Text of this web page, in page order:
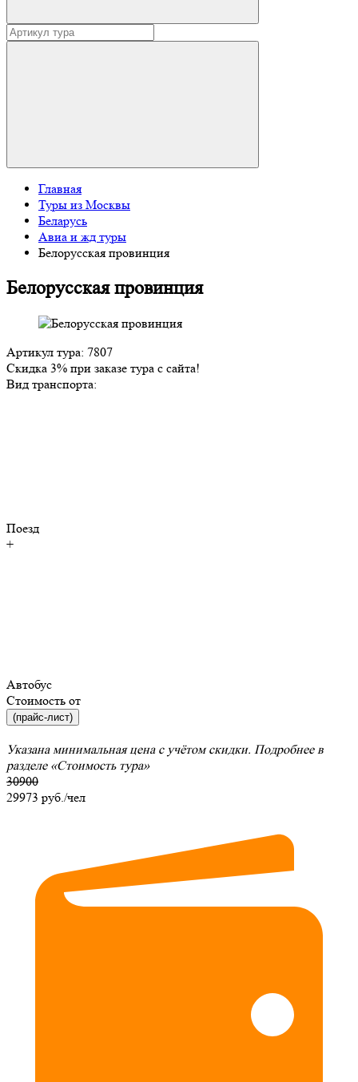
Главная
Туры из Москвы
Беларусь
Авиа и жд туры
Белорусская провинция
Белорусская провинция
Артикул тура: 7807
Скидка 3% при заказе тура с сайта!
Вид транспорта:
Поезд
+
Автобус
Стоимость от
(прайс-лист)
Указана минимальная цена с учётом скидки. Подробнее в
разделе «Стоимость тура»
30900
29973 руб./чел